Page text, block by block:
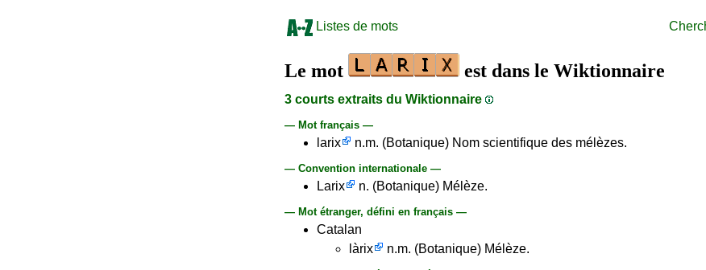
Listes de mots
Le mot est dans le Wiktionnaire
3 courts extraits du Wiktionnaire
— Mot français —
larix n.m. (Botanique) Nom scientifique des mélèzes.
— Convention internationale —
Larix n. (Botanique) Mélèze.
— Mot étranger, défini en français —
Catalan
làrix
n.m. (Botanique) Mélèze.